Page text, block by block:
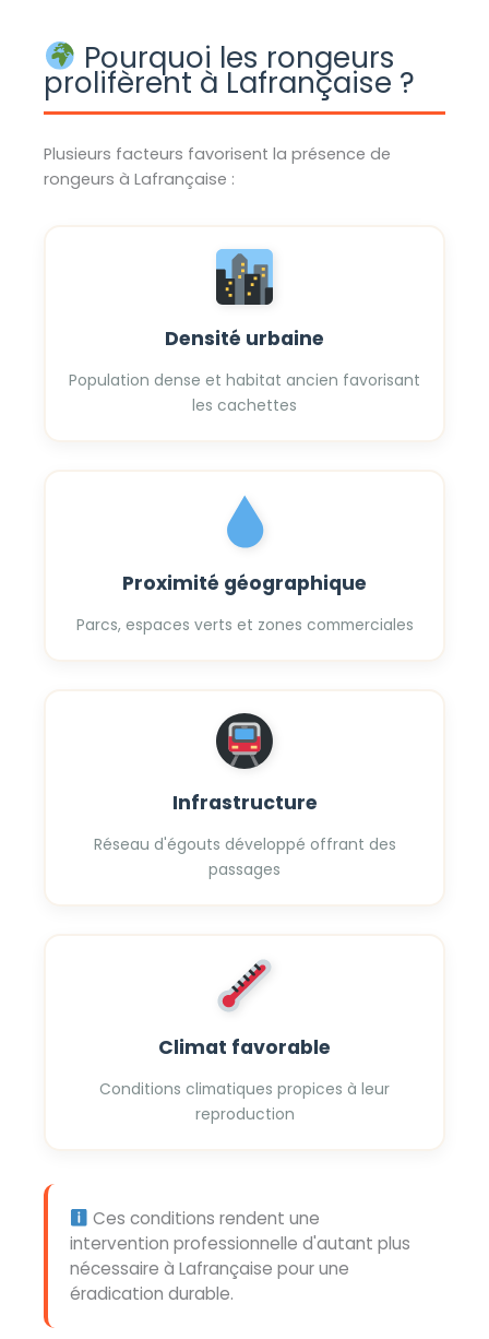
Pourquoi les rongeurs
prolifèrent à Lafrançaise ?
Plusieurs facteurs favorisent la présence de
rongeurs à Lafrançaise :
Densité urbaine
Population dense et habitat ancien favorisant
les cachettes
Proximité géographique
Parcs, espaces verts et zones commerciales
Infrastructure
Réseau d'égouts développé offrant des
passages
Climat favorable
Conditions climatiques propices à leur
reproduction
Ces conditions rendent une
intervention professionnelle d'autant plus
nécessaire à Lafrançaise pour une
éradication durable.